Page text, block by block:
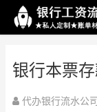
银行本票
代办银行流水公